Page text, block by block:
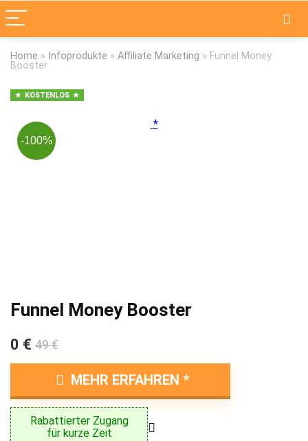
Home » Infoprodukte » Affiliate Marketing » Funnel Money
Booster
KOSTENLOS
-100%
Funnel Money Booster
0 € 49 €
MEHR ERFAHREN
Rabattierter Zugang
für kurze Zeit